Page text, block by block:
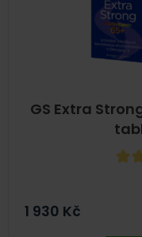
GS Extra
1 930 Kč